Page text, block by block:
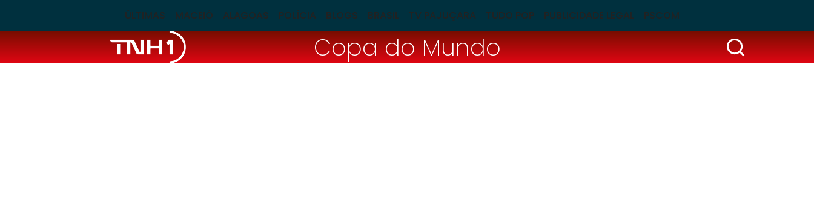
ÚLTIMAS MACEIÓ ALAGOAS POLÍCIA BLOGS BRASIL TV PAJUÇARA TUDO POP PUBLICIDADE LEGAL PSCOM
Copa do Mundo